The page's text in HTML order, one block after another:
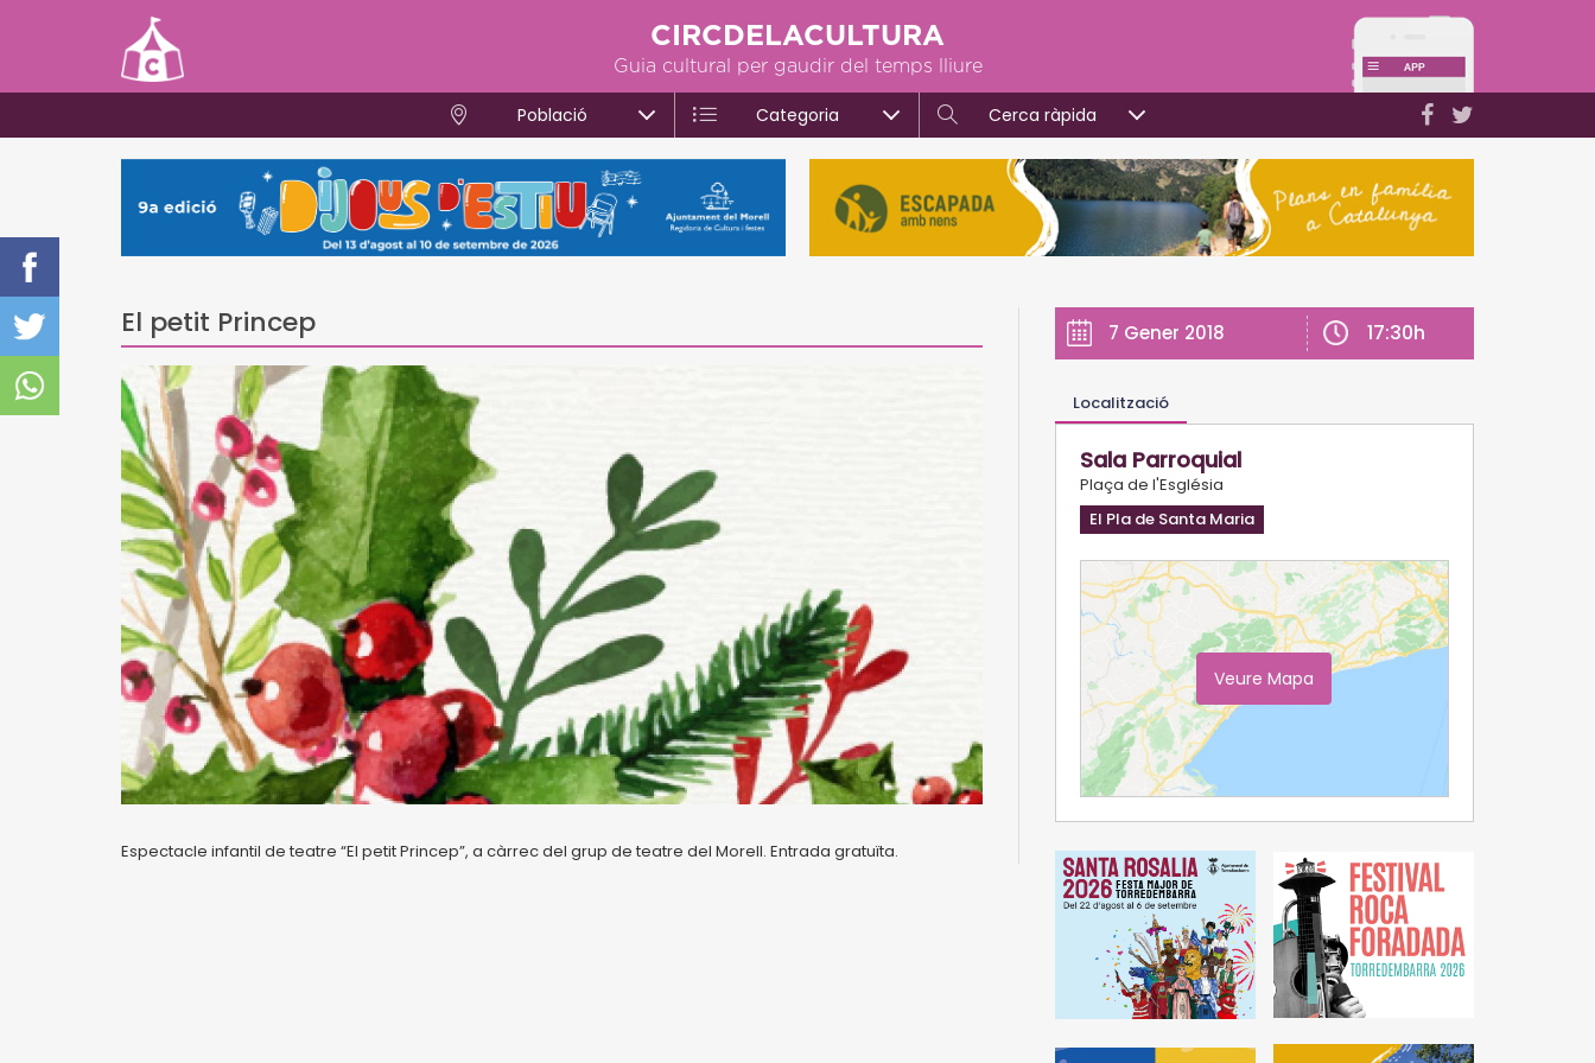
CIRCDELACULTURA
Guia cultural per gaudir del temps lliure
Població Categoria Cerca ràpida
El petit Princep
Espectacle infantil de teatre “El petit Princep”, a càrrec del grup de teatre del Morell. Entrada gratuïta.
7 Gener 2018 17:30h
Localització
Sala Parroquial
Plaça de l'Església
El Pla de Santa Maria
Veure Mapa